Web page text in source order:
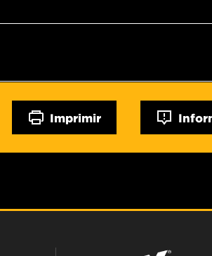
Imprimir